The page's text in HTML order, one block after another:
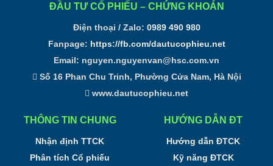
ĐẦU TƯ CỔ PHIẾU – CHỨNG KHOÁN
Điện thoại / Zalo: 0989 490 980
Fanpage: https://fb.com/dautucophieu.net
Email: nguyen.nguyenvan@hsc.com.vn
Số 16 Phan Chu Trinh, Phường Cửa Nam, Hà Nội
www.dautucophieu.net
THÔNG TIN CHUNG
Nhận định TTCK
Phân tích Cổ phiếu
HƯỚNG DẪN ĐT
Hướng dẫn ĐTCK
Kỹ năng ĐTCK